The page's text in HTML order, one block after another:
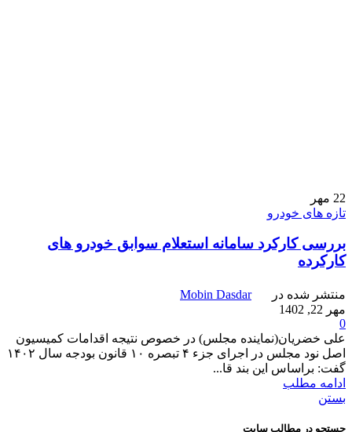
22 مهر
تازه های خودرو
بررسی کارکرد سامانه استعلام سوابق خودرو های
کارکرده
منتشر شده در
Mobin Dasdar
مهر 22, 1402
0
علی خضریان(نماینده مجلس) در خصوص نتیجه اقدامات کمیسیون
اصل نود مجلس در اجرای جزء ۴ تبصره ۱۰ قانون بودجه سال ۱۴۰۲
گفت: براساس این بند قا...
ادامه مطلب
بستن
جستجو در مطالب سایت